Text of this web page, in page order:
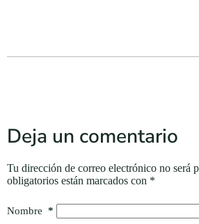
Deja un comentario
Tu dirección de correo electrónico no será
obligatorios están marcados con *
Nombre *